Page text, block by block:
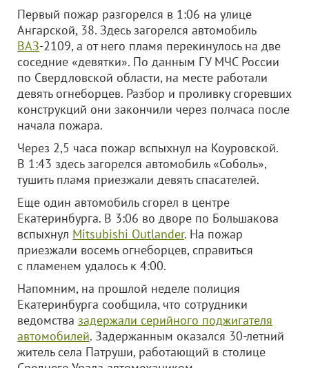
Первый пожар разгорелся в 1:06 на улице
Ангарской, 38. Здесь загорелся автомобиль
ВАЗ-2109, а от него пламя перекинулось на две
соседние «девятки». По данным ГУ МЧС России
по Свердловской области, на месте работали
девять огнеборцев. Разбор и проливку сгоревших
конструкций они закончили через полчаса после
начала пожара.
Через 2,5 часа пожар вспыхнул на Коуровской.
В 1:43 здесь загорелся автомобиль «Соболь»,
тушить пламя приезжали девять спасателей.
Еще один автомобиль сгорел в центре
Екатеринбурга. В 3:06 во дворе по Большакова
вспыхнул Mitsubishi Outlander. На пожар
приезжали восемь огнеборцев, справиться
с пламенем удалось к 4:00.
Напомним, на прошлой неделе полиция
Екатеринбурга сообщила, что сотрудники
ведомства задержали серийного поджигателя
автомобилей. Задержанным оказался 30-летний
житель села Патруши, работающий в столице